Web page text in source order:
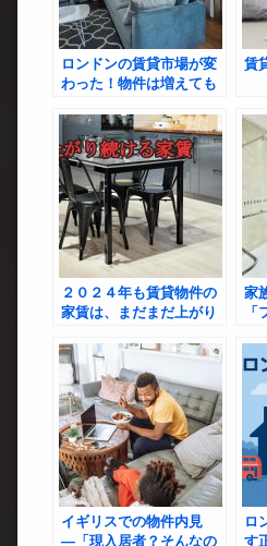
ロンドンの賃貸市場が変
わった！物件は増えても
は？
賃
２０２４年も賃貸物件の
家賃は、まだまだ上がり
家
イギリスでの物件内見
―「現入居者？そんなの
ロ
す